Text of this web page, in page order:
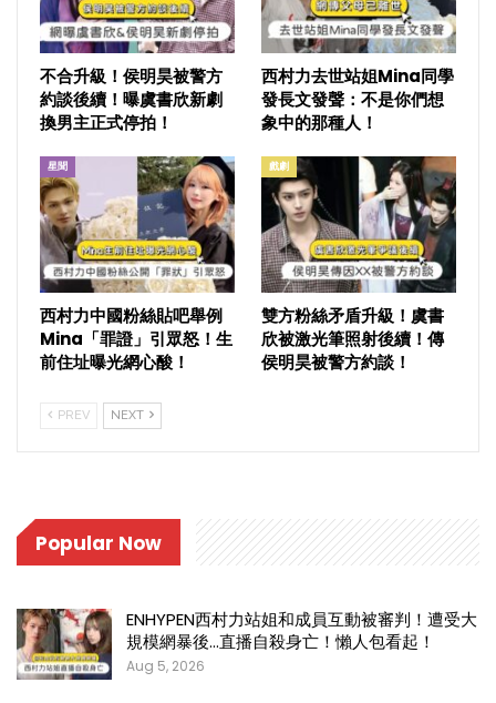
不合升級！侯明昊被警方
約談後續！曝虞書欣新劇
換男主正式停拍！
西村力去世站姐Mina同學
發長文發聲：不是你們想
象中的那種人！
星聞
西村力中國粉絲貼吧舉例
Mina「罪證」引眾怒！生
前住址曝光網心酸！
戲劇
雙方粉絲矛盾升級！虞書
欣被激光筆照射後續！傳
侯明昊被警方約談！
PREV NEXT
Popular Now
ENHYPEN西村力站姐和成員互動被審判！遭受大
規模網暴後…直播自殺身亡！懶人包看起！
Aug 5, 2026